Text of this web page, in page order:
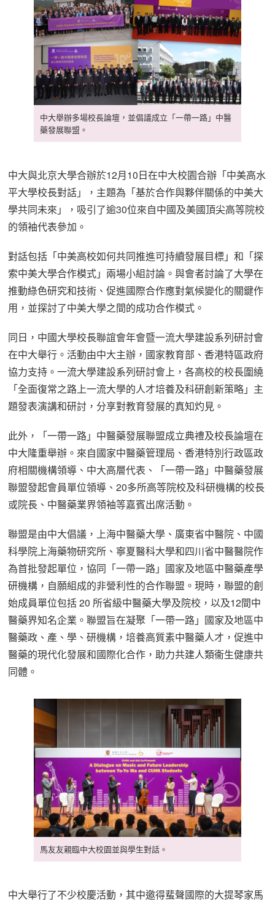
中大舉辦多場校長論壇，並倡議成立「一帶一路」中醫
藥發展聯盟。
中大與北京大學合辦於12月10日在中大校園合辦「中美高水
平大學校長對話」，主題為「基於合作與夥伴關係的中美大
學共同未來」，吸引了逾30位來自中國及美國頂尖高等院校
的領袖代表參加。
對話包括「中美高校如何共同推進可持續發展目標」和「探
索中美大學合作模式」兩場小組討論。與會者討論了大學在
推動綠色研究和技術、促進國際合作應對氣候變化的關鍵作
用，並探討了中美大學之間的成功合作模式。
同日，中國大學校長聯誼會年會暨一流大學建設系列研討會
在中大舉行。活動由中大主辦，國家教育部、香港特區政府
協力支持。一流大學建設系列研討會上，各高校的校長圍繞
「全面復常之路上一流大學的人才培養及科研創新策略」主
題發表演講和研討，分享對教育發展的真知灼見。
此外，「一帶一路」中醫藥發展聯盟成立典禮及校長論壇在
中大隆重舉辦。來自國家中醫藥管理局、香港特別行政區政
府相關機構領導、中大高層代表、「一帶一路」中醫藥發展
聯盟發起會員單位領導、20多所高等院校及科研機構的校長
或院長、中醫藥業界領袖等嘉賓出席活動。
聯盟是由中大倡議，上海中醫藥大學、廣東省中醫院、中國
科學院上海藥物研究所、寧夏醫科大學和四川省中醫醫院作
為首批發起單位，協同「一帶一路」國家及地區中醫藥產學
研機構，自願組成的非營利性的合作聯盟。現時，聯盟的創
始成員單位包括 20 所省級中醫藥大學及院校，以及12間中
醫藥界知名企業。聯盟旨在凝聚「一帶一路」國家及地區中
醫藥政、產、學、研機構，培養高質素中醫藥人才，促進中
醫藥的現代化發展和國際化合作，助力共建人類衞生健康共
同體。
馬友友親臨中大校園並與學生對話。
中大舉行了不少校慶活動，其中邀得蜚聲國際的大提琴家馬